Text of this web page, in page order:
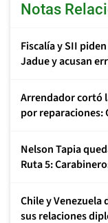
Notas
Fiscalía y SII
Jadue y acusan
Arrendador cortó
por reparaciones:
Nelson Tapia
Ruta 5:
Chile y Venezuela
sus relaciones